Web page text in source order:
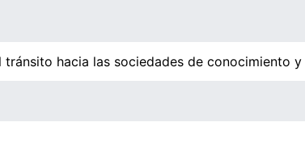
tránsito hacia las sociedades de conocimiento